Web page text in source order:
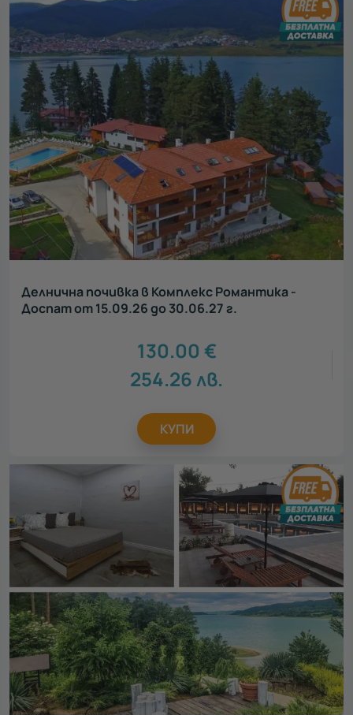
Делнична почивка в Комплекс Романтика -
Доспат от 15.09.26 до 30.06.27 г.
130.00 €
254.26лв.
КУПИ